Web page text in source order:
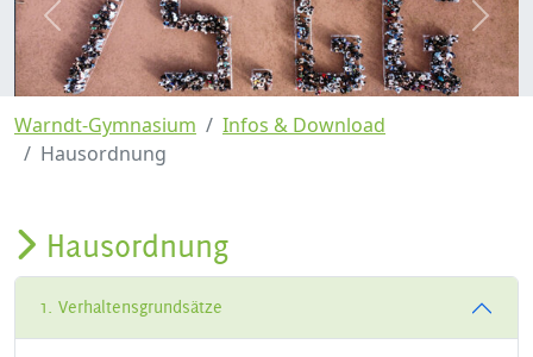
zurück
Warndt-Gymnasium
Infos & Download
Hausordnung
Hausordnung
1. Verhaltensgrundsätze